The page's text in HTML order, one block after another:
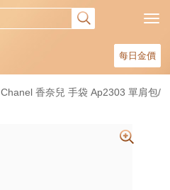
每日金價
Chanel 香奈兒 手袋 Ap2303 單肩包/